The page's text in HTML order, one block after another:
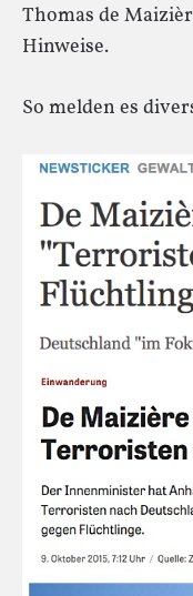
Thomas de
Hinweise.
So melden es